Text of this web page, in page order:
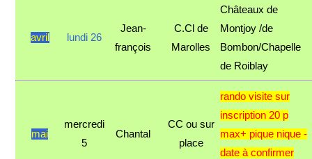
avril lundi 26
Jean-
françois
C.Cl de
Marolles
Châteaux de
Montjoy /de
Bombon/Chapelle
de Roiblay
mai
mercredi
5
Chantal
CC ou sur
place
rando visite sur
inscription 20 p
max+ pique nique -
date à confirmer